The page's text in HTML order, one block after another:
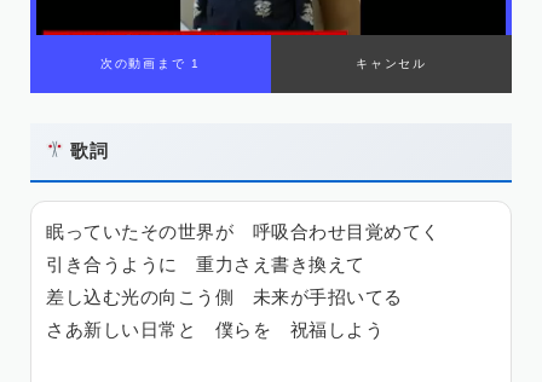
歌詞
眠っていたその世界が 呼吸合わせ目覚めてく
引き合うように 重力さえ書き換えて
差し込む光の向こう側 未来が手招いてる
さあ新しい日常と 僕らを 祝福しよう